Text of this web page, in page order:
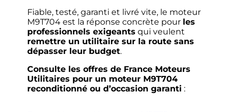
Fiable, testé, garanti et livré vite, le moteur
M9T704 est la réponse concrète pour les
professionnels exigeants qui veulent
remettre un utilitaire sur la route sans
dépasser leur budget.
Consulte les offres de France Moteurs
Utilitaires pour un moteur M9T704
reconditionné ou d’occasion garanti :